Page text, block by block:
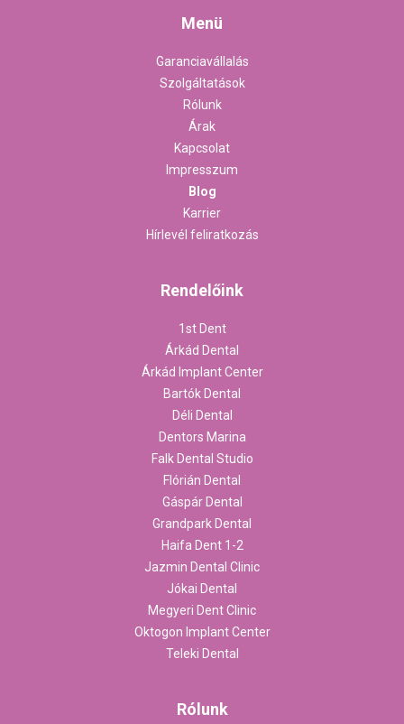
Menü
Garanciavállalás
Szolgáltatások
Rólunk
Árak
Kapcsolat
Impresszum
Blog
Karrier
Hírlevél feliratkozás
Rendelőink
1st Dent
Árkád Dental
Árkád Implant Center
Bartók Dental
Déli Dental
Dentors Marina
Falk Dental Studio
Flórián Dental
Gáspár Dental
Grandpark Dental
Haifa Dent 1-2
Jazmin Dental Clinic
Jókai Dental
Megyeri Dent Clinic
Oktogon Implant Center
Teleki Dental
Rólunk